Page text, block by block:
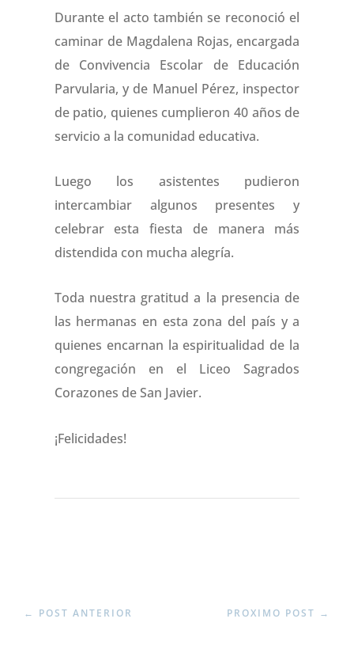
Durante el acto también se reconoció el
caminar de Magdalena Rojas, encargada
de Convivencia Escolar de Educación
Parvularia, y de Manuel Pérez, inspector
de patio, quienes cumplieron 40 años de
servicio a la comunidad educativa.
Luego los asistentes pudieron
intercambiar algunos presentes y
celebrar esta fiesta de manera más
distendida con mucha alegría.
Toda nuestra gratitud a la presencia de
las hermanas en esta zona del país y a
quienes encarnan la espiritualidad de la
congregación en el Liceo Sagrados
Corazones de San Javier.
¡Felicidades!
← POST ANTERIOR PROXIMO POST →